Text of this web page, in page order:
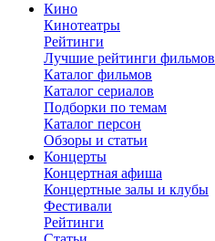
Кино
Кинотеатры
Рейтинги
Лучшие рейтинги фильмов
Каталог фильмов
Каталог сериалов
Подборки по темам
Каталог персон
Обзоры и статьи
Концерты
Концертная афиша
Концертные залы и клубы
Фестивали
Рейтинги